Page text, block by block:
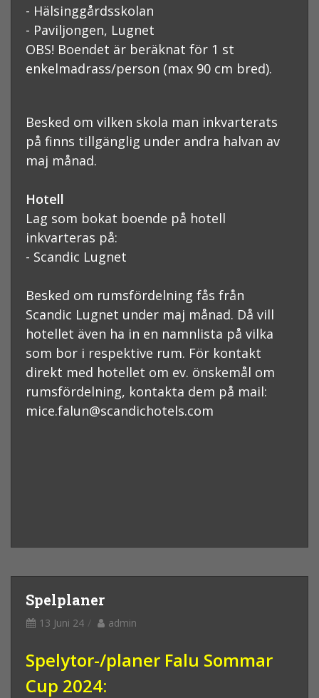
- Hälsinggårdsskolan
- Paviljongen, Lugnet
OBS! Boendet är beräknat för 1 st
enkelmadrass/person (max 90 cm bred).
Besked om vilken skola man inkvarterats
på finns tillgänglig under andra halvan av
maj månad.
Hotell
Lag som bokat boende på hotell
inkvarteras på:
- Scandic Lugnet
Besked om rumsfördelning fås från
Scandic Lugnet under maj månad. Då vill
hotellet även ha in en namnlista på vilka
som bor i respektive rum. För kontakt
direkt med hotellet om ev. önskemål om
rumsfördelning, kontakta dem på mail:
mice.falun@scandichotels.com
Spelplaner
13 Juni 24 admin
Spelytor-/planer Falu Sommar
Cup 2024: